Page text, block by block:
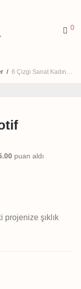
0
/ 6 Çizgi Sanat Kadın Motif Desenleri
puan aldı
şıklık